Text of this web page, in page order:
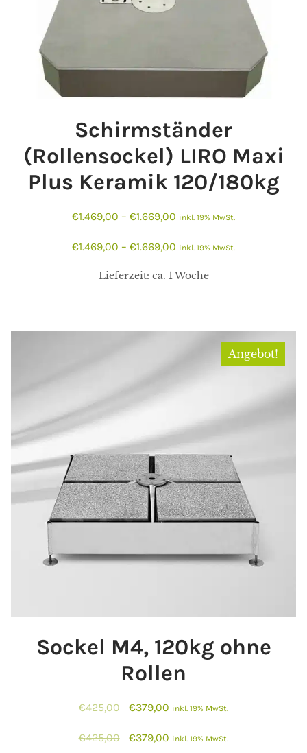
Schirmständer
(Rollensockel) LIRO Maxi
Plus Keramik 120/180kg
€1.469,00 – €1.669,00 inkl. 19% MwSt.
€1.469,00 – €1.669,00 inkl. 19% MwSt.
Lieferzeit: ca. 1 Woche
Sockel M4, 120kg ohne
Rollen
€425,00
Ursprünglicher
war:
€379,00 Aktueller
ist:
inkl. 19% MwSt.
€425,00
Ursprünglicher
€379,00 Aktueller
inkl. 19% MwSt.
Angebot!